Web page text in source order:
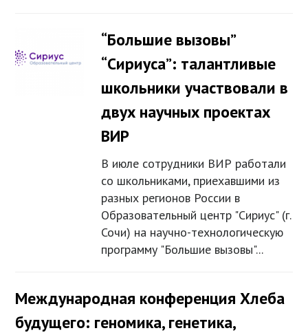
“Большие вызовы”
“Сириуса”: талантливые
школьники участвовали в
двух научных проектах
ВИР
В июле сотрудники ВИР работали
со школьниками, приехавшими из
разных регионов России в
Образовательный центр "Сириус" (г.
Сочи) на научно-технологическую
программу "Большие вызовы"...
Международная конференция Хлеба
будущего: геномика, генетика,